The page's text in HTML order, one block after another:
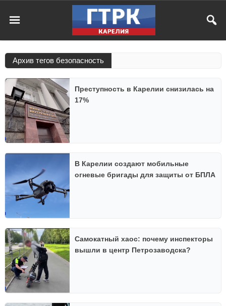
Архив тегов безопасность
Преступность в Карелии снизилась на
17%
В Карелии создают мобильные
огневые бригады для защиты от БПЛА
Самокатный хаос: почему инспекторы
вышли в центр Петрозаводска?